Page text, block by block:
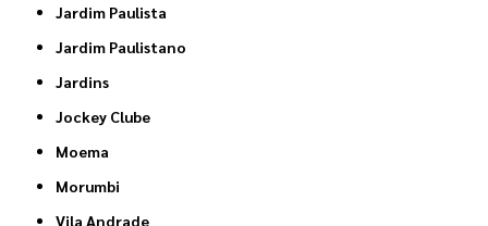
Jardim Paulista
Jardim Paulistano
Jardins
Jockey Clube
Moema
Morumbi
Vila Andrade